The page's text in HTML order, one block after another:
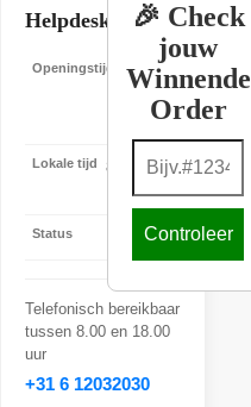
Helpdesk
Openingstijden 19:00
22:00
Lokale tijd
8-8-2026
14:43:37
Status Offline
Telefonisch bereikbaar
tussen 8.00 en 18.00
uur
+31 6 12032030
🎉 Check
jouw
Winnende
Order
Controleer